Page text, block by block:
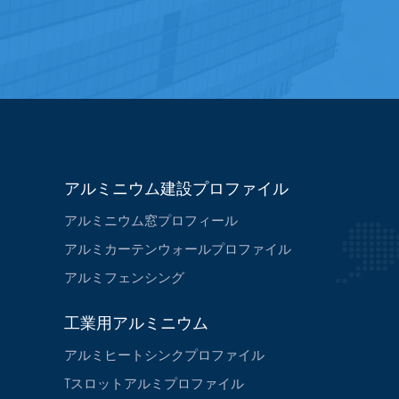
アルミニウム建設プロファイル
アルミニウム窓プロフィール
アルミカーテンウォールプロファイル
アルミフェンシング
工業用アルミニウム
アルミヒートシンクプロファイル
Tスロットアルミプロファイル